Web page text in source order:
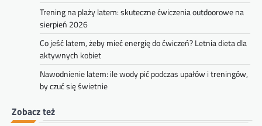
Trening na plaży latem: skuteczne ćwiczenia outdoorowe na
sierpień 2026
Co jeść latem, żeby mieć energię do ćwiczeń? Letnia dieta dla
aktywnych kobiet
Nawodnienie latem: ile wody pić podczas upałów i treningów,
by czuć się świetnie
Zobacz też